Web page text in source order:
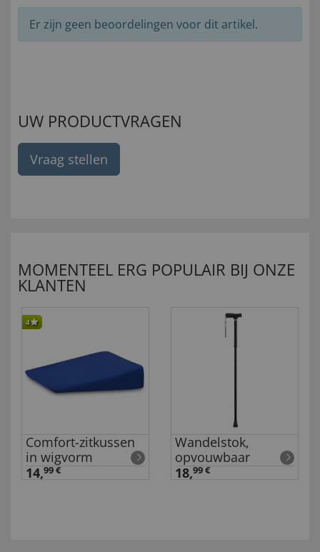
Er zijn geen beoordelingen voor dit artikel.
UW PRODUCTVRAGEN
Vraag stellen
MOMENTEEL ERG POPULAIR BIJ ONZE
KLANTEN
4
Comfort-zitkussen
in wigvorm
14,99 €
Wandelstok,
opvouwbaar
18,99 €